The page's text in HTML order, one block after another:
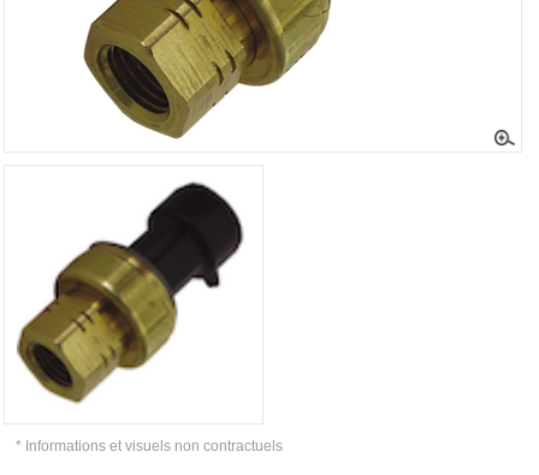
* Informations et visuels non contractuels